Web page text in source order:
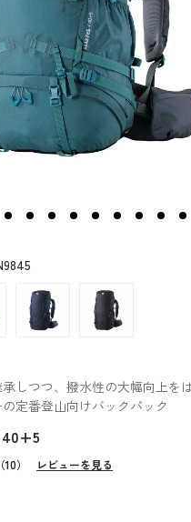
しつつ、撥水性の大幅向上を
定番登山向けバックパック
40+5
（10） レビューを見る